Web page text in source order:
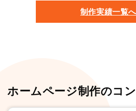
制作実績一覧へ
ホームページ制作のコ